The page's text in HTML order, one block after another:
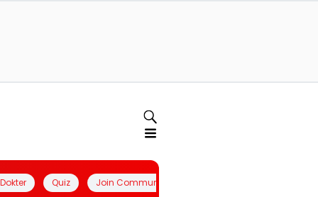
Quiz Join Community